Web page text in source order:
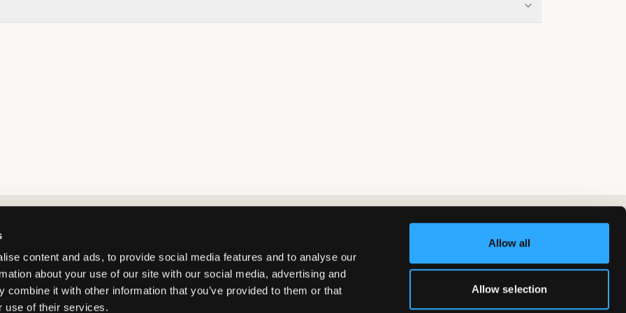
content and ads, to provide social media features and to analyse our
about your use of our site with our social media, advertising and
combine it with other information that you’ve provided to them or that
use of their services.
Allow all
Allow selection